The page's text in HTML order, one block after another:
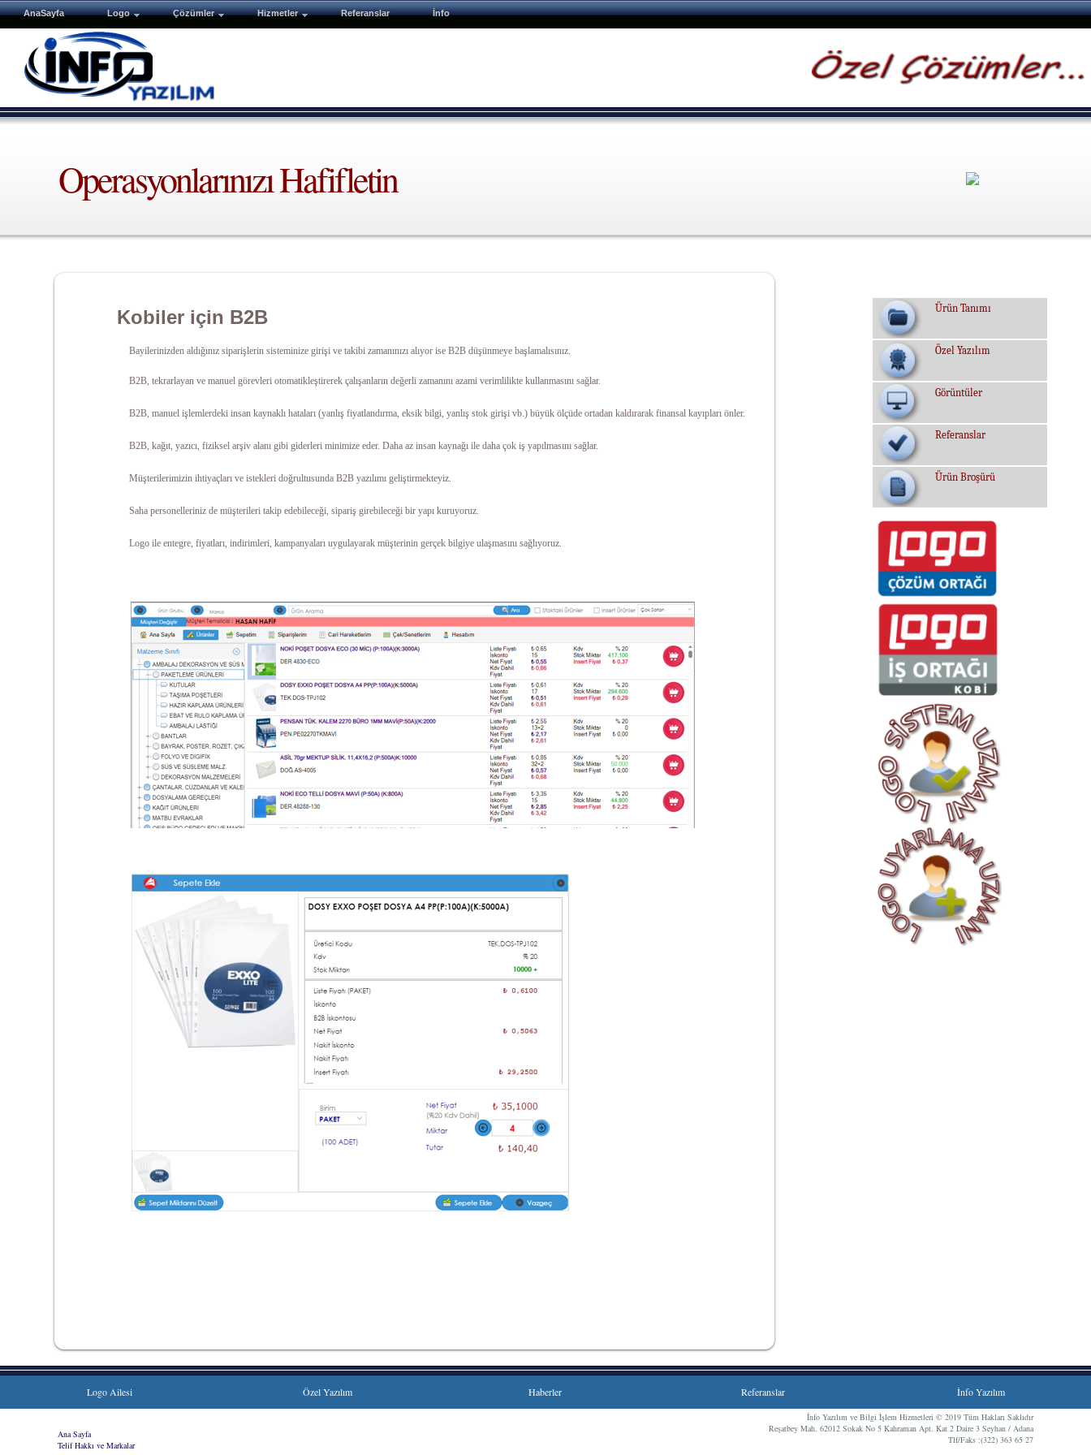
AnaSayfa Logo Çözümler Hizmetler Referanslar İnfo
Operasyonlarınızı Hafifletin
Kobiler için B2B
Bayilerinizden aldığınız siparişlerin sisteminize girişi ve takibi zamanınızı alıyor ise B2B düşünmeye başlamalısınız.
B2B, tekrarlayan ve manuel görevleri otomatikleştirerek çalışanların değerli zamanını azami verimlilikte kullanmasını sağlar.
B2B, manuel işlemlerdeki insan kaynaklı hataları (yanlış fiyatlandırma, eksik bilgi, yanlış stok girişi vb.) büyük ölçüde ortadan kaldırarak finansal kayıpları önler.
B2B, kağıt, yazıcı, fiziksel arşiv alanı gibi giderleri minimize eder. Daha az insan kaynağı ile daha çok iş yapılmasını sağlar.
Müşterilerimizin ihtiyaçları ve istekleri doğrultusunda B2B yazılımı geliştirmekteyiz.
Saha personelleriniz de müşterileri takip edebileceği, sipariş girebileceği bir yapı kuruyoruz.
Logo ile entegre, fiyatları, indirimleri, kampanyaları uygulayarak müşterinin gerçek bilgiye ulaşmasını sağlıyoruz.
Ürün Tanımı
Özel Yazılım
Görüntüler
Referanslar
Ürün Broşürü
Logo Ailesi Özel Yazılım Haberler Referanslar İnfo Yazılım
Ana Sayfa
Telif Hakkı ve Markalar
İnfo Yazılım ve Bilgi İşlem Hizmetleri © 2019 Tüm Hakları Saklıdır
Reşatbey Mah. 62012 Sokak No 5 Kahraman Apt. Kat 2 Daire 3 Seyhan / Adana
Tlf/Faks :(322) 363 65 27